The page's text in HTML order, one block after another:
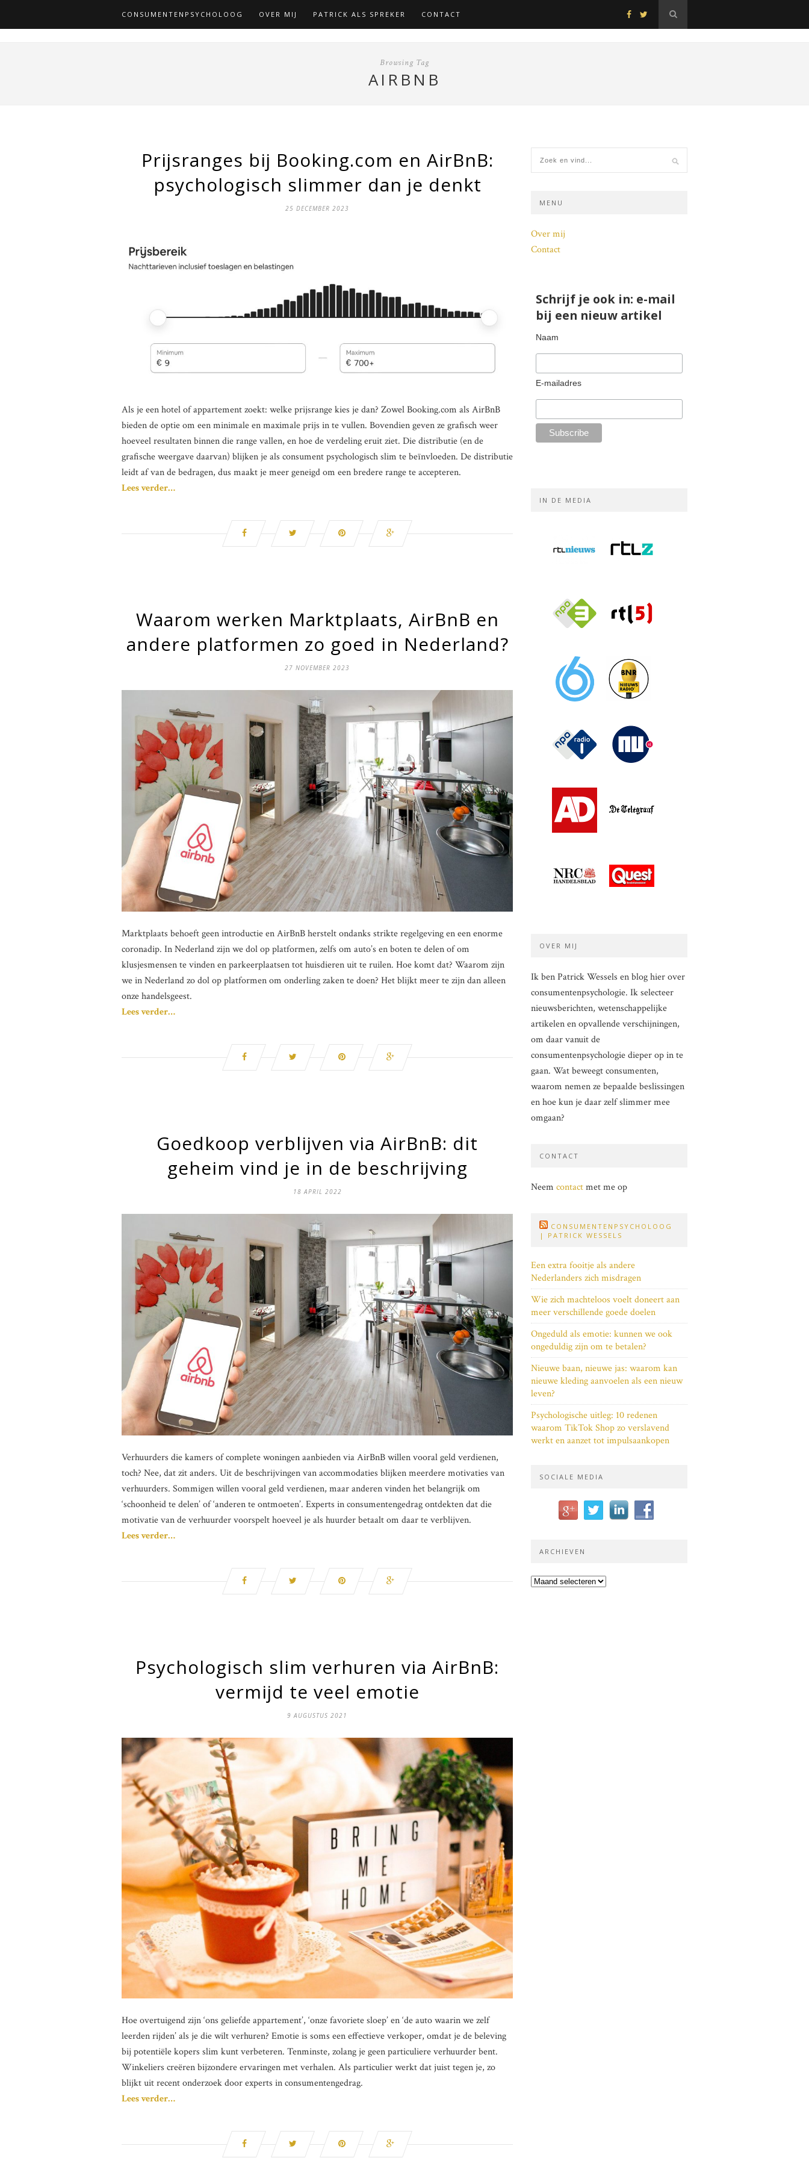
CONSUMENTENPSYCHOLOOG OVER MIJ PATRICK ALS SPREKER CONTACT
Browsing Tag
AIRBNB
Prijsranges bij Booking.com en AirBnB:
psychologisch slimmer dan je denkt
25 DECEMBER 2023
Als je een hotel of appartement zoekt: welke prijsrange kies je dan? Zowel Booking.com als AirBnB
bieden de optie om een minimale en maximale prijs in te vullen. Bovendien geven ze grafisch weer
hoeveel resultaten binnen die range vallen, en hoe de verdeling eruit ziet. Die distributie (en de
grafische weergave daarvan) blijken je als consument psychologisch slim te beïnvloeden. De distributie
leidt af van de bedragen, dus maakt je meer geneigd om een bredere range te accepteren.
Lees verder…
Waarom werken Marktplaats, AirBnB en
andere platformen zo goed in Nederland?
27 NOVEMBER 2023
Marktplaats behoeft geen introductie en AirBnB herstelt ondanks strikte regelgeving en een enorme
coronadip. In Nederland zijn we dol op platformen, zelfs om auto’s en boten te delen of om
klusjesmensen te vinden en parkeerplaatsen tot huisdieren uit te ruilen. Hoe komt dat? Waarom zijn
we in Nederland zo dol op platformen om onderling zaken te doen? Het blijkt meer te zijn dan alleen
onze handelsgeest.
Lees verder…
Goedkoop verblijven via AirBnB: dit
geheim vind je in de beschrijving
18 APRIL 2022
Verhuurders die kamers of complete woningen aanbieden via AirBnB willen vooral geld verdienen,
toch? Nee, dat zit anders. Uit de beschrijvingen van accommodaties blijken meerdere motivaties van
verhuurders. Sommigen willen vooral geld verdienen, maar anderen vinden het belangrijk om
‘schoonheid te delen’ of ‘anderen te ontmoeten’. Experts in consumentengedrag ontdekten dat die
motivatie van de verhuurder voorspelt hoeveel je als huurder betaalt om daar te verblijven.
Lees verder…
Psychologisch slim verhuren via AirBnB:
vermijd te veel emotie
9 AUGUSTUS 2021
Hoe overtuigend zijn ‘ons geliefde appartement’, ‘onze favoriete sloep’ en ‘de auto waarin we zelf
leerden rijden’ als je die wilt verhuren? Emotie is soms een effectieve verkoper, omdat je de beleving
bij potentiële kopers slim kunt verbeteren. Tenminste, zolang je geen particuliere verhuurder bent.
Winkeliers creëren bijzondere ervaringen met verhalen. Als particulier werkt dat juist tegen je, zo
blijkt uit recent onderzoek door experts in consumentengedrag.
Lees verder…
MENU
Over mij
Contact
Schrijf je ook in: e-mail
bij een nieuw artikel
Naam
E-mailadres
IN DE MEDIA
OVER MIJ
Ik ben Patrick Wessels en blog hier over
consumentenpsychologie. Ik selecteer
nieuwsberichten, wetenschappelijke
artikelen en opvallende verschijningen,
om daar vanuit de
consumentenpsychologie dieper op in te
gaan. Wat beweegt consumenten,
waarom nemen ze bepaalde beslissingen
en hoe kun je daar zelf slimmer mee
omgaan?
CONTACT
Neem contactmet me op
CONSUMENTENPSYCHOLOOG
| PATRICK WESSELS
Een extra fooitje als andere
Nederlanders zich misdragen
Wie zich machteloos voelt doneert aan
meer verschillende goede doelen
Ongeduld als emotie: kunnen we ook
ongeduldig zijn om te betalen?
Nieuwe baan, nieuwe jas: waarom kan
nieuwe kleding aanvoelen als een nieuw
leven?
Psychologische uitleg: 10 redenen
waarom TikTok Shop zo verslavend
werkt en aanzet tot impulsaankopen
SOCIALE MEDIA
ARCHIEVEN
Archieven